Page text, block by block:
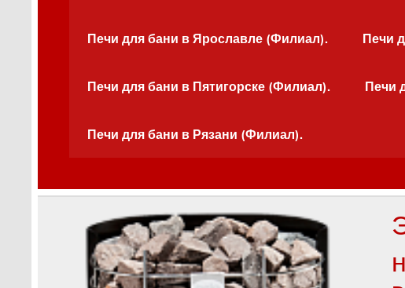
Печи для бани в Ярославле (Филиал). Печи
Печи для бани в Пятигорске (Филиал). Печи
Печи для бани в Рязани (Филиал).